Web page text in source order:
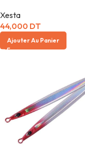
Xesta
44,000 DT
Ajouter Au Panier